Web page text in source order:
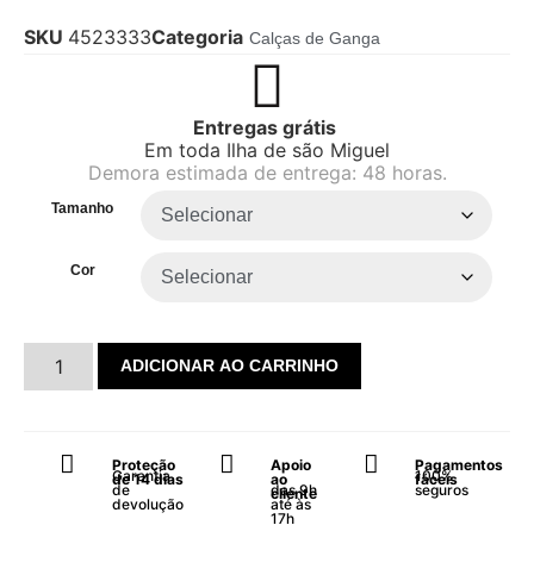
SKU 4523333Categoria Calças de Ganga
Entregas grátis
Em toda Ilha de são Miguel
Demora estimada de entrega: 48 horas.
Tamanho
Cor
ADICIONAR AO CARRINHO
Proteção
de 14 dias
Garantia
de
devolução
Apoio
ao
cliente
das 9h
até às
17h
Pagamentos
fáceis
100%
seguros